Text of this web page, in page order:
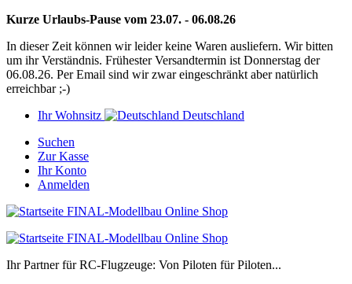
Kurze Urlaubs-Pause vom 23.07. - 06.08.26
In dieser Zeit können wir leider keine Waren ausliefern. Wir bitten
um ihr Verständnis. Frühester Versandtermin ist Donnerstag der
06.08.26. Per Email sind wir zwar eingeschränkt aber natürlich
erreichbar ;-)
Ihr Wohnsitz
Deutschland
Suchen
Zur Kasse
Ihr Konto
Anmelden
Ihr Partner für RC-Flugzeuge: Von Piloten für Piloten...